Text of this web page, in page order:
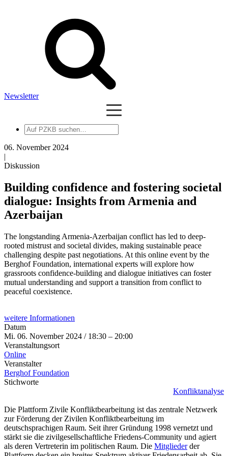
Newsletter
Auf
PZKB
suchen
06. November 2024
|
Diskussion
Building confidence and fostering societal
dialogue: Insights from Armenia and
Azerbaijan
The longstanding Armenia-Azerbaijan conflict has led to deep-
rooted mistrust and societal divides, making sustainable peace
challenging despite past negotiations. At this online event by the
Berghof Foundation, international experts will explore how
grassroots confidence-building and dialogue initiatives can foster
mutual understanding and support a transition from conflict to
peaceful coexistence.
weitere Informationen
Datum
Mi. 06. November 2024 / 18:30 – 20:00
Veranstaltungsort
Online
Veranstalter
Berghof Foundation
Stichworte
Konfliktanalyse
Die Plattform Zivile Konfliktbearbeitung ist das zentrale Netzwerk
zur Förderung der Zivilen Konfliktbearbeitung im
deutschsprachigen Raum. Seit ihrer Gründung 1998 vernetzt und
stärkt sie die zivilgesellschaftliche Friedens-Community und agiert
als deren Vertreterin im politischen Raum. Die Mitgliederder